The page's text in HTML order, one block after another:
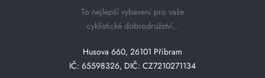
To nejlepší vybavení pro vaše
cyklistické dobrodružství..
Husova 660, 26101 Přibram
IČ: 65598326, DIČ: CZ7210271134